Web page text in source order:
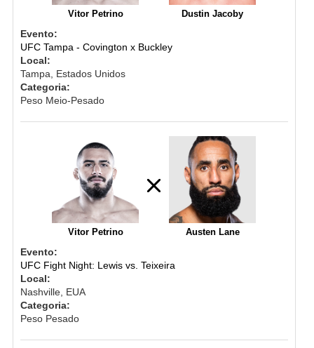
Vitor Petrino Dustin Jacoby
Evento:
UFC Tampa - Covington x Buckley
Local:
Tampa, Estados Unidos
Categoria:
Peso Meio-Pesado
Vitor Petrino Austen Lane
Evento:
UFC Fight Night: Lewis vs. Teixeira
Local:
Nashville, EUA
Categoria:
Peso Pesado